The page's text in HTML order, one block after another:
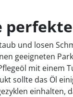
und losen
geeigneten
mit einem
sollte das Öl